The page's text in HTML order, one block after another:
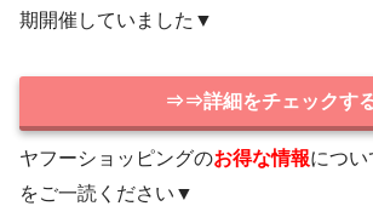
期開催していました▼
⇒⇒詳細をチェックす
ヤフーショッピングのお得な情報につ
をご一読ください▼